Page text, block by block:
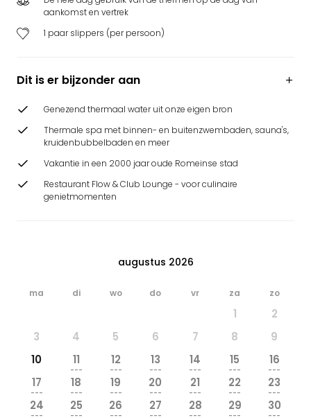
aankomst en vertrek
1 paar slippers (per persoon)
Dit is er bijzonder aan
Genezend thermaal water uit onze eigen bron
Thermale spa met binnen- en buitenzwembaden, sauna's,
kruidenbubbelbaden en meer
Vakantie in een 2000 jaar oude Romeinse stad
Restaurant Flow & Club Lounge - voor culinaire
genietmomenten
augustus 2026
ma di wo do vr za zo
1
2
3
4 5 6 7 8
9
10
11
---
12
---
13
---
14
---
15
---
16
---
17
---
18
---
19
---
20
---
21
---
22
---
23
---
24
---
25
---
26
---
27
---
28
---
29
---
30
---